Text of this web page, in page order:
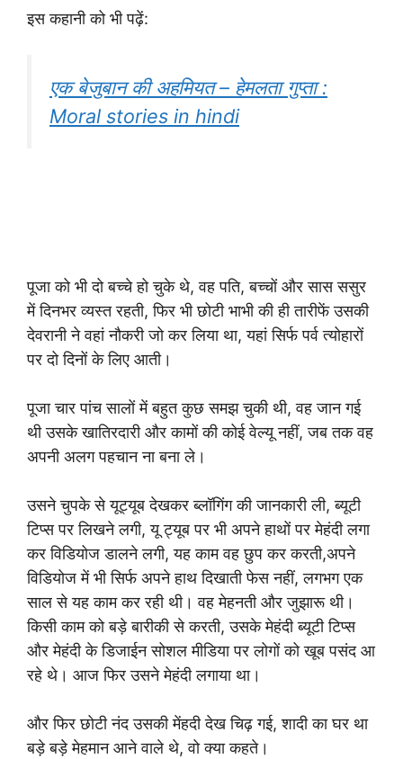
इस कहानी को भी पढ़ें:
एक बेजुबान की अहमियत – हेमलता गुप्ता :
Moral stories in hindi
पूजा को भी दो बच्चे हो चुके थे, वह पति, बच्चों और सास ससुर
में दिनभर व्यस्त रहती, फिर भी छोटी भाभी की ही तारीफें उसकी
देवरानी ने वहां नौकरी जो कर लिया था, यहां सिर्फ पर्व त्योहारों
पर दो दिनों के लिए आती।
पूजा चार पांच सालों में बहुत कुछ समझ चुकी थी, वह जान गई
थी उसके खातिरदारी और कामों की कोई वेल्यू नहीं, जब तक वह
अपनी अलग पहचान ना बना ले।
उसने चुपके से यूट्यूब देखकर ब्लॉगिंग की जानकारी ली, ब्यूटी
टिप्स पर लिखने लगी, यू ट्यूब पर भी अपने हाथों पर मेहंदी लगा
कर विडियोज डालने लगी, यह काम वह छुप कर करती,अपने
विडियोज में भी सिर्फ अपने हाथ दिखाती फेस नहीं, लगभग एक
साल से यह काम कर रही थी। वह मेहनती और जुझारू थी।
किसी काम को बड़े बारीकी से करती, उसके मेहंदी ब्यूटी टिप्स
और मेहंदी के डिजाईन सोशल मीडिया पर लोगों को खूब पसंद आ
रहे थे। आज फिर उसने मेहंदी लगाया था।
और फिर छोटी नंद उसकी मेंहदी देख चिढ़ गई, शादी का घर था
बड़े बड़े मेहमान आने वाले थे, वो क्या कहते।